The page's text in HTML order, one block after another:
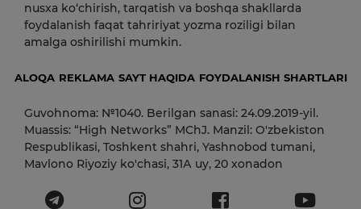
nusxa ko‘chirish, tarqatish va boshqa shakllarda
foydalanish faqat tahririyat yozma roziligi bilan
amalga oshirilishi mumkin.
ALOQA REKLAMA SAYT HAQIDA FOYDALANISH SHARTLARI
Guvohnoma: №1040. Berilgan sanasi: 24.09.2019-yil.
Muassis: “High Networks” MChJ. Manzil: O'zbekiston
Respublikasi, Toshkent shahri, Yashnobod tumani,
Mavlono Riyoziy ko'chasi, 31А uy, 20 xonadon